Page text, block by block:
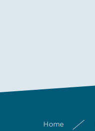
Home